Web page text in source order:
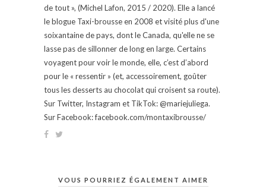
de tout », (Michel Lafon, 2015 / 2020). Elle a lancé
le blogue Taxi-brousse en 2008 et visité plus d'une
soixantaine de pays, dont le Canada, qu'elle ne se
lasse pas de sillonner de long en large. Certains
voyagent pour voir le monde, elle, c’est d’abord
pour le « ressentir » (et, accessoirement, goûter
tous les desserts au chocolat qui croisent sa route).
Sur Twitter, Instagram et TikTok: @mariejuliega.
Sur Facebook: facebook.com/montaxibrousse/
VOUS POURRIEZ ÉGALEMENT AIMER